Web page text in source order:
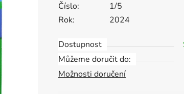
Číslo:
1/5
Rok:
2024
Dostupnost
Můžeme doručit do:
Možnosti doručení